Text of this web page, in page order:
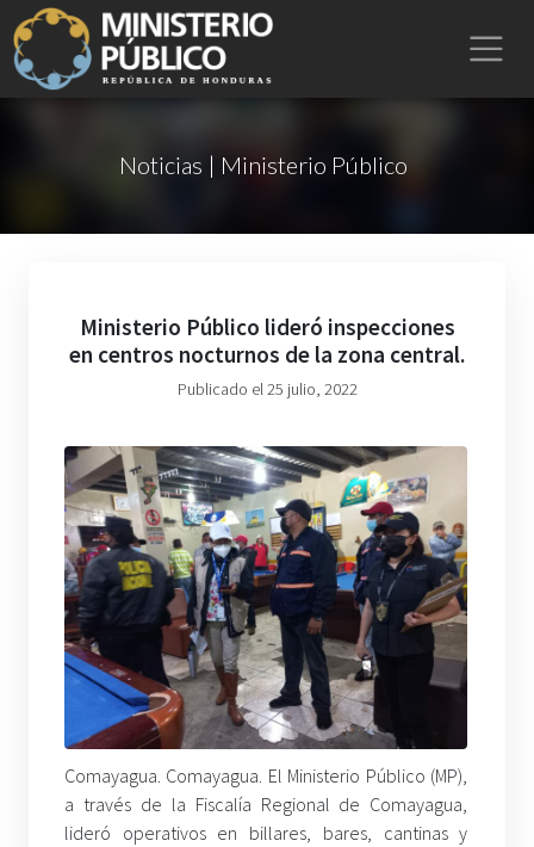
Noticias | Ministerio Público
Ministerio Público lideró inspecciones
en centros nocturnos de la zona central.
Publicado el 25 julio, 2022
Comayagua. Comayagua. El Ministerio Público (MP),
a través de la Fiscalía Regional de Comayagua,
lideró operativos en billares, bares, cantinas y